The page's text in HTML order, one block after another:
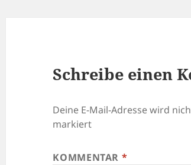
Schreibe einen
Deine E-Mail-Adresse wird
markiert
KOMMENTAR *